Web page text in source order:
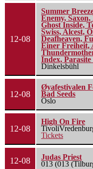
12-08
Summer
Enemy,
Ghost Inside,
Swiss, Alcest,
Deafheaven,
Einer Freiheit,
Index, Parasite
Dinkelsbühl
12-08
Øyafestivalen
Bad Seeds
Oslo
12-08
High On Fire
Tickets
12-08
Judas Priest
013 (013